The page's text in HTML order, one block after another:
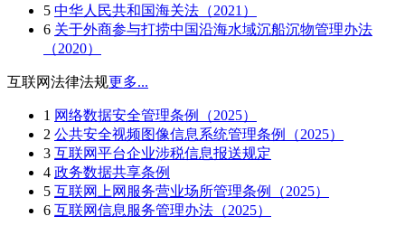
5 中华人民共和国海关法（2021）
6 关于外商参与打捞中国沿海水域沉船沉物管理办法
（2020）
互联网法律法规更多...
1 网络数据安全管理条例（2025）
2 公共安全视频图像信息系统管理条例（2025）
3 互联网平台企业涉税信息报送规定
4 政务数据共享条例
5 互联网上网服务营业场所管理条例（2025）
6 互联网信息服务管理办法（2025）